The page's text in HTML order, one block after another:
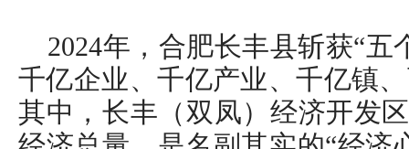
2024年，合肥长丰县斩获“五
千亿企业、千亿产业、千亿镇
其中，长丰（双凤）经济开发